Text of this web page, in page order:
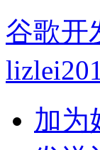
谷歌开
加为